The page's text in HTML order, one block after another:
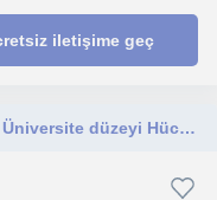
iletişime geç
Lise düzeyi TYT-AYT özel biyoloji ve Üniversite düzeyi Hücre/Moleküler Biyoloji, Immunoloji ve Kanser dersleri